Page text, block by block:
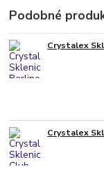
Podobné
Crystalex
Crystalex